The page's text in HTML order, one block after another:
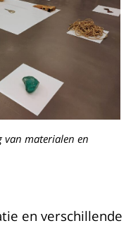
van materialen en
en verschillende